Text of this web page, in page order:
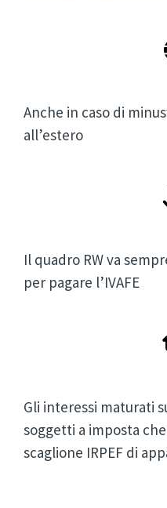
Anche in caso di
all’estero
Il quadro RW va
per pagare l’IVAFE
Gli interessi maturati
soggetti a imposta
scaglione IRPEF di